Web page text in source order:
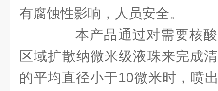
有腐蚀性影响，人员安全。
本产品通过对需要核酸
区域扩散纳微米级液珠来完成
的平均直径小于10微米时，喷